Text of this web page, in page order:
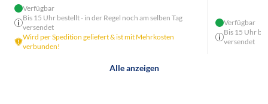
Verfügbar
Bis 15 Uhr bestellt - in der Regel noch am selben Tag
versendet
Wird per Spedition geliefert & ist mit Mehrkosten
verbunden!
Verfügbar
Bis 15 Uhr
versendet
Alle anzeigen